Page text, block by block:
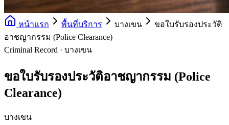
หน้าแรก พื้นที่บริการ บางเขน
ขอใบรับรองประวัติ
อาชญากรรม (Police Clearance)
Criminal Record · บางเขน
ขอใบรับรองประวัติอาชญากรรม (Police
Clearance)
บางเขน